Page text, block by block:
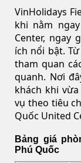
VinHolidays
khi nằm
Center, ngay
ích nổi bật.
tham quan
quanh. Nơi
khách khi
vụ theo tiêu
Quốc United
Bảng giá
Phú Quốc